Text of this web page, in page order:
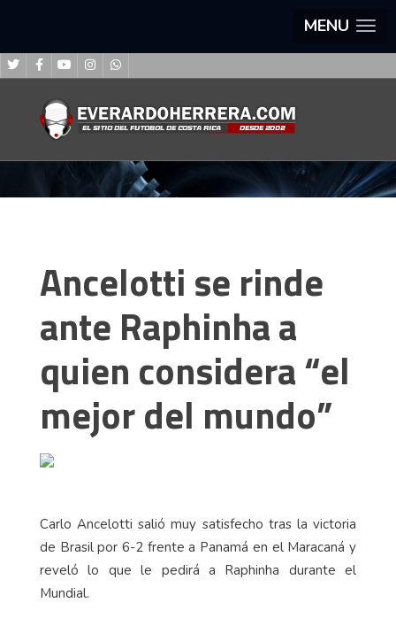
MENU
Ancelotti se rinde
ante Raphinha a
quien considera “el
mejor del mundo”
Carlo Ancelotti salió muy satisfecho tras la victoria
de Brasil por 6-2 frente a Panamá en el Maracaná y
reveló lo que le pedirá a Raphinha durante el
Mundial.